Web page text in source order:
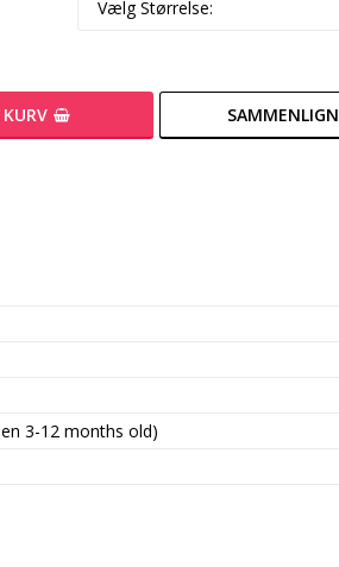
SAMMENLIGN
3-12 months old)